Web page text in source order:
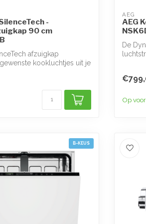
-
90 cm
afzuigkap
kookluchtjes uit je
AEG
AEG
De
Op
B-KEUS